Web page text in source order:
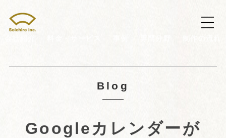
Blog
Googleカレンダーが